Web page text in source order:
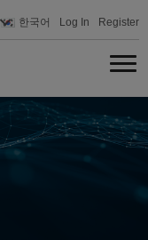
한국어 Log In Register